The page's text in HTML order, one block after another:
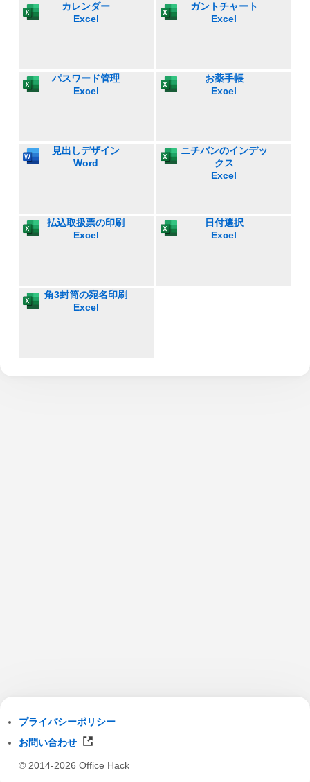
カレンダー
Excel
ガントチャート
Excel
パスワード管理
Excel
お薬手帳
Excel
見出しデザイン
Word
ニチバンのインデッ
クス
Excel
払込取扱票の印刷
Excel
日付選択
Excel
角3封筒の宛名印刷
Excel
プライバシーポリシー
お問い合わせ
© 2014-2026 Office Hack